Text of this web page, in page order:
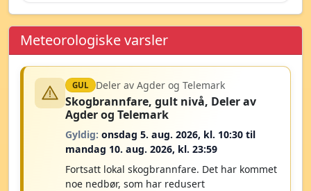
Meteorologiske varsler
GUL Deler av Agder og Telemark
Skogbrannfare, gult nivå, Deler av
Agder og Telemark
Gyldig: onsdag 5. aug. 2026, kl. 10:30 til
mandag 10. aug. 2026, kl. 23:59
Fortsatt lokal skogbrannfare. Det har kommet
noe nedbør, som har redusert